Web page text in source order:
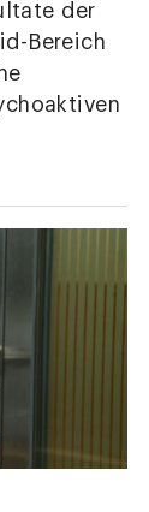
der
Bereich